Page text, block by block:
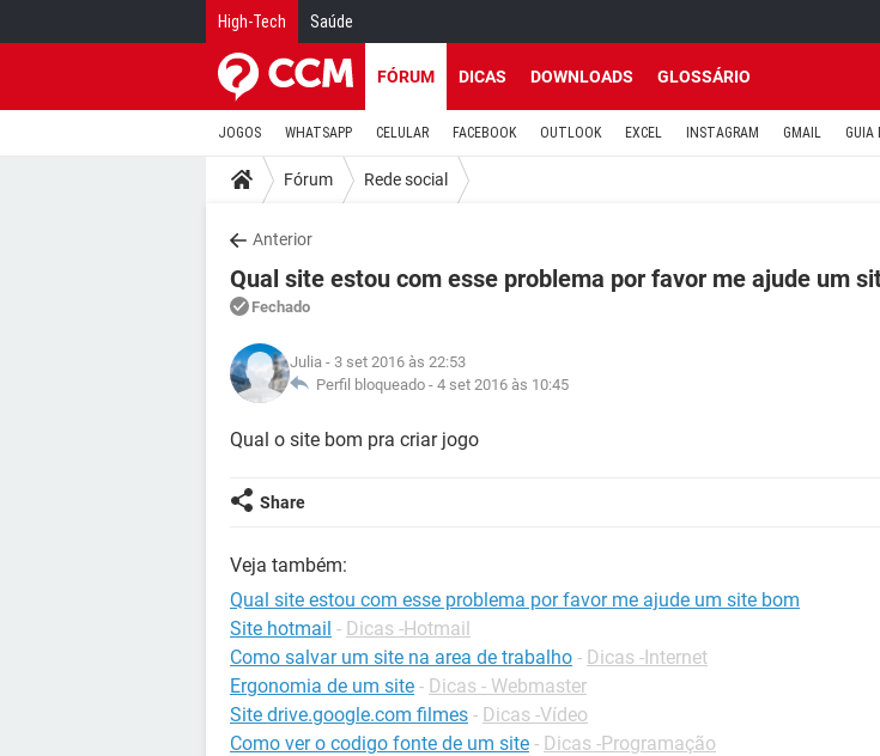
High-Tech Saúde
FÓRUM DICAS DOWNLOADS GLOSSÁRIO
JOGOS WHATSAPP CELULAR FACEBOOK OUTLOOK EXCEL INSTAGRAM GMAIL GUIA
Fórum Rede social
Anterior
Qual site estou com esse problema por favor me ajude um
Fechado
Julia - 3 set 2016 às 22:53
Perfil bloqueado - 4 set 2016 às 10:45
Qual o site bom pra criar jogo
Share
Veja também:
Qual site estou com esse problema por favor me ajude um site bom
Site hotmail - Dicas -Hotmail
Como salvar um site na area de trabalho - Dicas -Internet
Ergonomia de um site - Dicas - Webmaster
Site drive.google.com filmes - Dicas -Vídeo
Como ver o codigo fonte de um site - Dicas -Programação